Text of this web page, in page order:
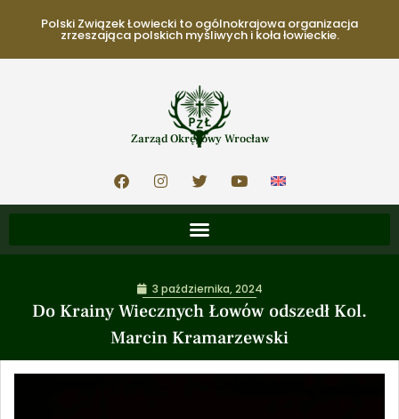
Polski Związek Łowiecki to ogólnokrajowa organizacja
zrzeszająca polskich myśliwych i koła łowieckie.
Zarząd Okręgowy Wrocław
Do Krainy Wiecznych Łowów odszedł Kol.
Marcin Kramarzewski
3 października, 2024